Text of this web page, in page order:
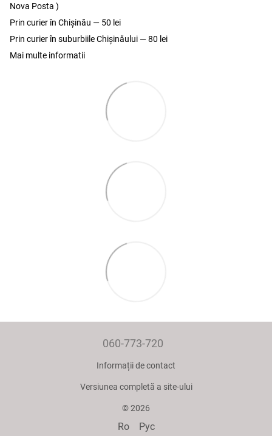
Nova Posta )
Prin curier în Chișinău — 50 lei
Prin curier în suburbiile Chişinăului — 80 lei
Mai multe informatii
060-773-720
Informații de contact
Versiunea completă a site-ului
© 2026
Ro Рус